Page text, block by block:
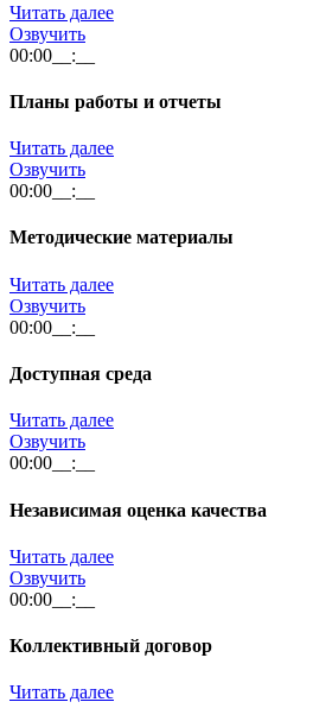
Читать далее
Озвучить
00:00 __:__
Планы работы и отчеты
Читать далее
Озвучить
00:00 __:__
Методические материалы
Читать далее
Озвучить
00:00 __:__
Доступная среда
Читать далее
Озвучить
00:00 __:__
Независимая оценка качества
Читать далее
Озвучить
00:00 __:__
Коллективный договор
Читать далее